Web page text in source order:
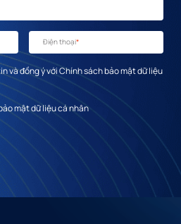
Điện thoại*
và đồng ý với Chính sách bảo mật dữ liệu
mật dữ liệu cá nhân